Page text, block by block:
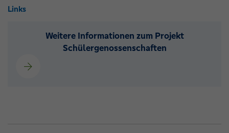
Links
Weitere Informationen zum Projekt
Schülergenossenschaften